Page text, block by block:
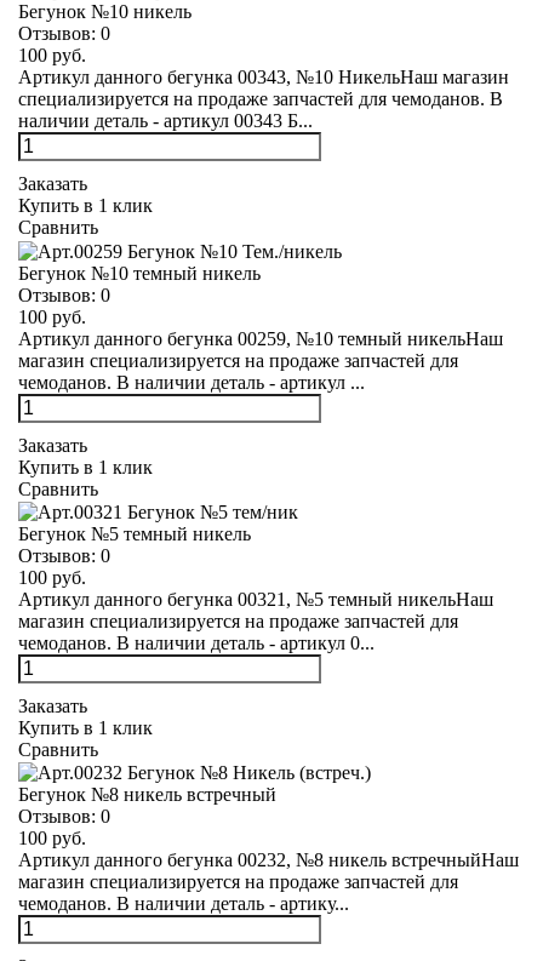
Бегунок №10 никель
Отзывов: 0
100 руб.
Артикул данного бегунка 00343, №10 НикельНаш магазин
специализируется на продаже запчастей для чемоданов. В
наличии деталь - артикул 00343 Б...
Заказать
Купить в 1 клик
Сравнить
Бегунок №10 темный никель
Отзывов: 0
100 руб.
Артикул данного бегунка 00259, №10 темный никельНаш
магазин специализируется на продаже запчастей для
чемоданов. В наличии деталь - артикул ...
Заказать
Купить в 1 клик
Сравнить
Бегунок №5 темный никель
Отзывов: 0
100 руб.
Артикул данного бегунка 00321, №5 темный никельНаш
магазин специализируется на продаже запчастей для
чемоданов. В наличии деталь - артикул 0...
Заказать
Купить в 1 клик
Сравнить
Бегунок №8 никель встречный
Отзывов: 0
100 руб.
Артикул данного бегунка 00232, №8 никель встречныйНаш
магазин специализируется на продаже запчастей для
чемоданов. В наличии деталь - артику...